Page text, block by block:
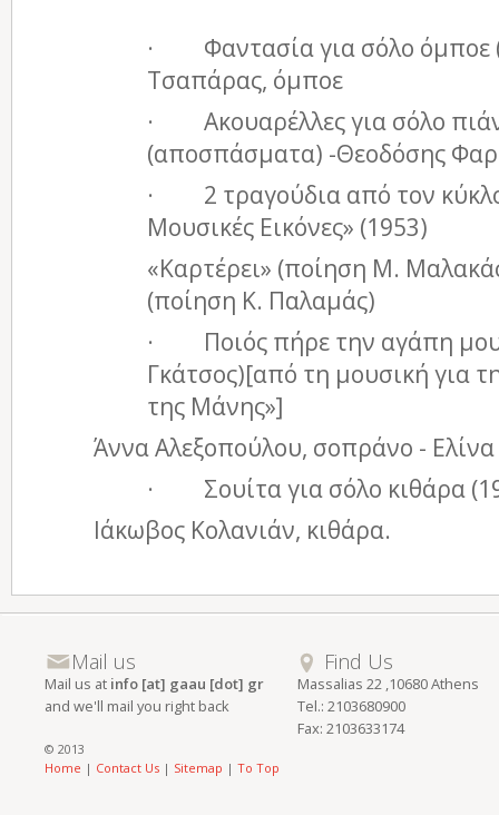
· Φαντασία για σόλο όμποε
Τσαπάρας, όμποε
· Ακουαρέλλες για σόλο
(αποσπάσματα) -Θεοδόσης
· 2 τραγούδια από τον
Μουσικές Εικόνες» (1953)
«Καρτέρει» (ποίηση Μ.
(ποίηση Κ. Παλαμάς)
· Ποιός πήρε την αγάπη μου
Γκάτσος)[από τη μουσική για
της Μάνης»]
Άννα Αλεξοπούλου, σοπράνο -
· Σουίτα για σόλο κιθάρα
Ιάκωβος Κολανιάν, κιθάρα.
Mail us
Mail us at info [at] gaau [dot] gr
and we'll mail you right back
Find Us
Massalias 22 ,10680 Athens
Tel.: 2103680900
Fax: 2103633174
© 2013
Home | Contact Us | Sitemap | To Top